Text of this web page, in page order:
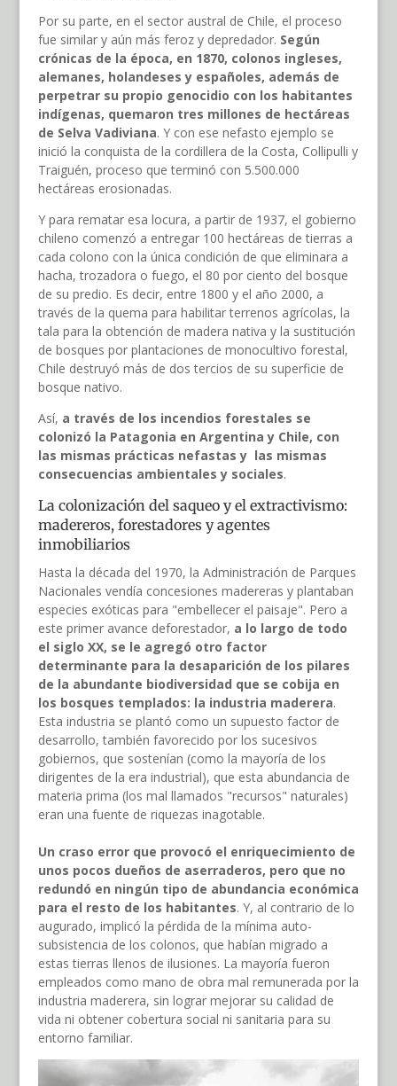
Por su parte, en el sector austral de Chile, el proceso
fue similar y aún más feroz y depredador. Según
crónicas de la época, en 1870, colonos ingleses,
alemanes, holandeses y españoles, además de
perpetrar su propio genocidio con los habitantes
indígenas, quemaron tres millones de hectáreas
de Selva Vadiviana. Y con ese nefasto ejemplo se
inició la conquista de la cordillera de la Costa, Collipulli y
Traiguén, proceso que terminó con 5.500.000
hectáreas erosionadas.
Y para rematar esa locura, a partir de 1937, el gobierno
chileno comenzó a entregar 100 hectáreas de tierras a
cada colono con la única condición de que eliminara a
hacha, trozadora o fuego, el 80 por ciento del bosque
de su predio. Es decir, entre 1800 y el año 2000, a
través de la quema para habilitar terrenos agrícolas, la
tala para la obtención de madera nativa y la sustitución
de bosques por plantaciones de monocultivo forestal,
Chile destruyó más de dos tercios de su superficie de
bosque nativo.
Así, a través de los incendios forestales se
colonizó la Patagonia en Argentina y Chile, con
las mismas prácticas nefastas y las mismas
consecuencias ambientales y sociales.
La colonización del saqueo y el extractivismo:
madereros, forestadores y agentes
inmobiliarios
Hasta la década del 1970, la Administración de Parques
Nacionales vendía concesiones madereras y plantaban
especies exóticas para "embellecer el paisaje". Pero a
este primer avance deforestador, a lo largo de todo
el siglo XX, se le agregó otro factor
determinante para la desaparición de los pilares
de la abundante biodiversidad que se cobija en
los bosques templados: la industria maderera.
Esta industria se plantó como un supuesto factor de
desarrollo, también favorecido por los sucesivos
gobiernos, que sostenían (como la mayoría de los
dirigentes de la era industrial), que esta abundancia de
materia prima (los mal llamados "recursos" naturales)
eran una fuente de riquezas inagotable.
Un craso error que provocó el enriquecimiento de
unos pocos dueños de aserraderos, pero que no
redundó en ningún tipo de abundancia económica
para el resto de los habitantes. Y, al contrario de lo
augurado, implicó la pérdida de la mínima auto-
subsistencia de los colonos, que habían migrado a
estas tierras llenos de ilusiones. La mayoría fueron
empleados como mano de obra mal remunerada por la
industria maderera, sin lograr mejorar su calidad de
vida ni obtener cobertura social ni sanitaria para su
entorno familiar.